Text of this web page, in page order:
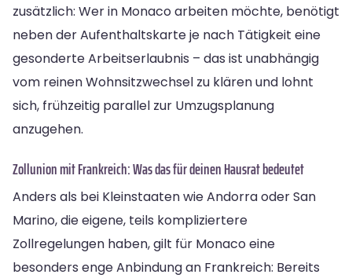
zusätzlich: Wer in Monaco arbeiten möchte, benötigt
neben der Aufenthaltskarte je nach Tätigkeit eine
gesonderte Arbeitserlaubnis – das ist unabhängig
vom reinen Wohnsitzwechsel zu klären und lohnt
sich, frühzeitig parallel zur Umzugsplanung
anzugehen.
Zollunion mit Frankreich: Was das für deinen Hausrat bedeutet
Anders als bei Kleinstaaten wie Andorra oder San
Marino, die eigene, teils kompliziertere
Zollregelungen haben, gilt für Monaco eine
besonders enge Anbindung an Frankreich: Bereits